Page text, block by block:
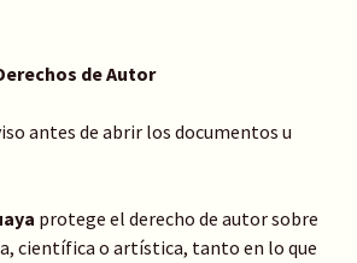
de Autor
antes de abrir los documentos u
protege el derecho de autor sobre
científica o artística, tanto en lo que